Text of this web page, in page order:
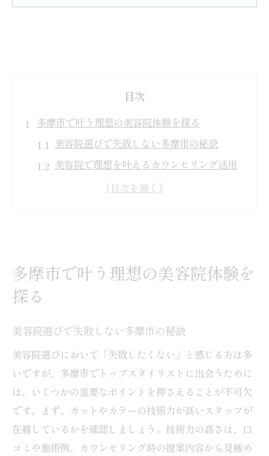
目次
多摩市で叶う理想の美容院体験を探る
美容院選びで失敗しない多摩市の秘訣
美容院で理想を叶えるカウンセリング活用
美容院の口コミで見抜く本当の技術力
技術派トップスタイリストに出会う秘訣
美容院の技術力はどう比較すれば安心か
スタイリスト選びで重視すべきチェック項
目
美容院でプロのカット技術を体感する方法
口コミから知る美容院とトップスタイリス
ト情報
信頼される美容院選びの新基準とは
多摩市で叶う理想の美容院体験を
探る
美容院選びで失敗しない多摩市の秘訣
美容院選びにおいて「失敗したくない」と感じる方は多
いですが、多摩市でトップスタイリストに出会うために
は、いくつかの重要なポイントを押さえることが不可欠
です。まず、カットやカラーの技術力が高いスタッフが
在籍しているかを確認しましょう。技術力の高さは、口
コミや施術例、カウンセリング時の提案内容から見極め